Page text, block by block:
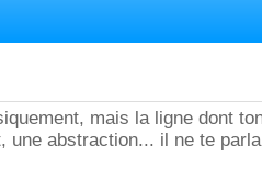
mais la ligne dont
une abstraction... il ne te